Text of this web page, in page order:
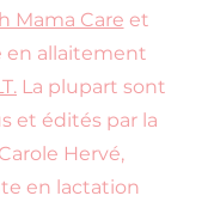
Mama Care et
en allaitement
La plupart sont
et édités par la
Hervé,
en lactation